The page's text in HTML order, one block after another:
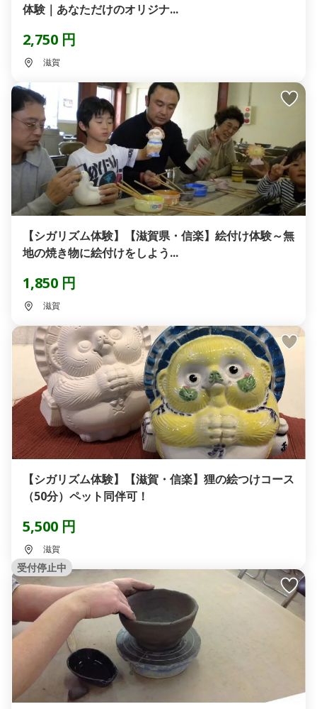
体験｜あなただけのオリジナ...
2,750 円
滋賀
【シガリズム体験】【滋賀県・信楽】絵付け体験～無
地の焼き物に絵付けをしよう...
1,850 円
滋賀
【シガリズム体験】【滋賀・信楽】狸の絵つけコース
（50分）ペット同伴可！
5,500 円
滋賀
受付停止中